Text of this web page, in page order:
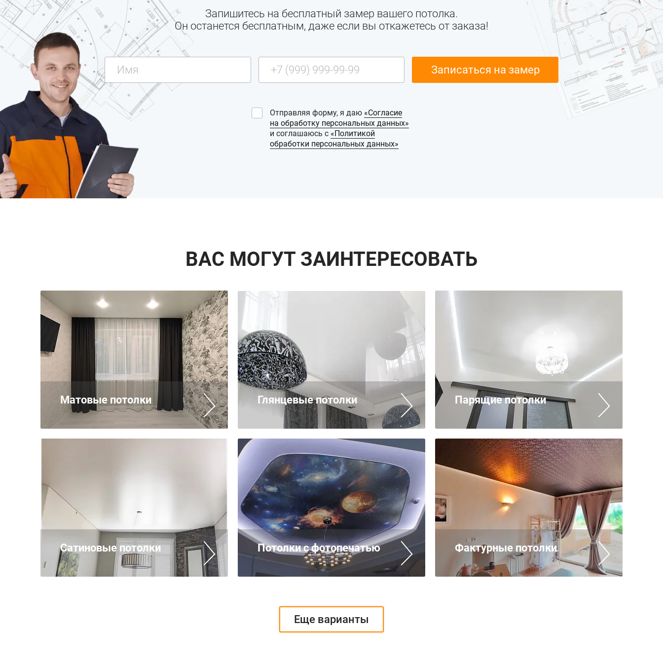
Запишитесь на бесплатный замер вашего потолка.
Он останется бесплатным, даже если вы откажетесь от заказа!
Отправляя форму, я даю «Согласие
на обработку персональных данных»
и соглашаюсь с «Политикой
обработки персональных данных»
ВАС МОГУТ ЗАИНТЕРЕСОВАТЬ
Матовые потолки Глянцевые потолки Парящие потолки
Сатиновые потолки Потолки с фотопечатью Фактурные потолки
Еще варианты